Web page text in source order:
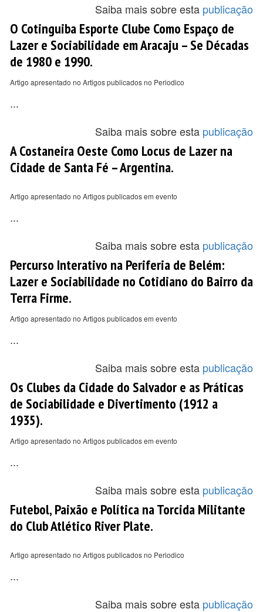
Saiba mais sobre esta publicação
O Cotinguiba Esporte Clube Como Espaço de
Lazer e Sociabilidade em Aracaju – Se Décadas
de 1980 e 1990.
Artigo apresentado no Artigos publicados no Periodico
...
Saiba mais sobre esta publicação
A Costaneira Oeste Como Locus de Lazer na
Cidade de Santa Fé – Argentina.
Artigo apresentado no Artigos publicados em evento
...
Saiba mais sobre esta publicação
Percurso Interativo na Periferia de Belém:
Lazer e Sociabilidade no Cotidiano do Bairro da
Terra Firme.
Artigo apresentado no Artigos publicados em evento
...
Saiba mais sobre esta publicação
Os Clubes da Cidade do Salvador e as Práticas
de Sociabilidade e Divertimento (1912 a
1935).
Artigo apresentado no Artigos publicados em evento
...
Saiba mais sobre esta publicação
Futebol, Paixão e Política na Torcida Militante
do Club Atlético River Plate.
Artigo apresentado no Artigos publicados no Periodico
...
Saiba mais sobre esta publicação